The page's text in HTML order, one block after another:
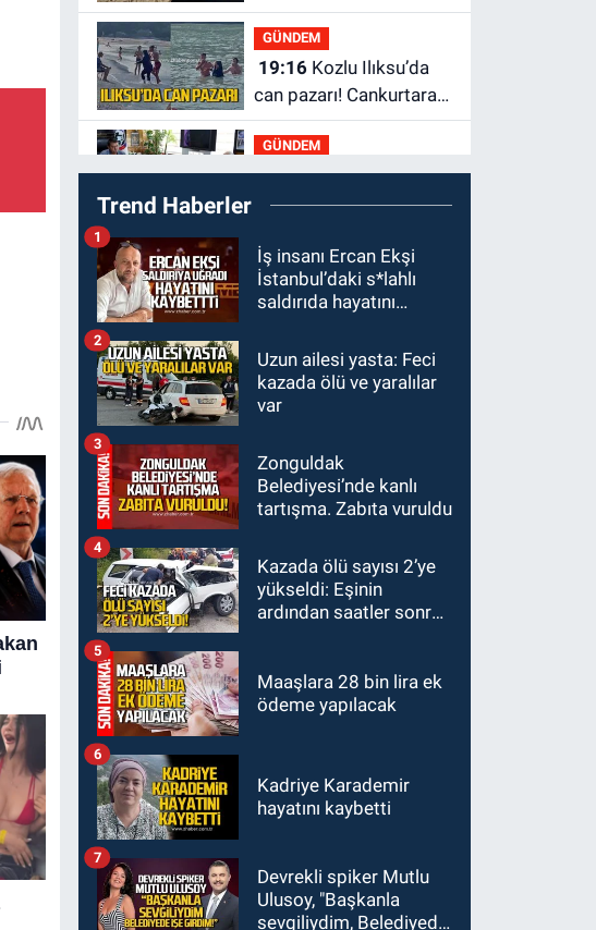
GÜNDEM
19:16Kozlu Ilıksu’da
can pazarı! Cankurtaran
saniyelerle yarıştı
GÜNDEM
19:01Çaycumalılar
Derneği Başkanı Savaş
Hakan Yeşil ile ne
görüştü?
SPOR
17:45Kozlu
Belediyespor, Tezcan
kattı
Zonguldak
17:39Şampiyondan
GMİS'e teşekkür ziyareti
Zonguldak
13:39Abdulkadir
Özdemir görevinden
Trend Haberler
İş insanı Ercan Ekşi
İstanbul’daki s*lahlı
saldırıda hayatını
1
Uzun ailesi yasta: Feci
kazada ölü ve yaralılar
var
2
Zonguldak
Belediyesi’nde kanlı
tartışma. Zabıta vuruldu
3
Kazada ölü sayısı 2’ye
yükseldi: Eşinin
ardından saatler sonra
4
Maaşlara 28 bin lira ek
ödeme yapılacak
5
Kadriye Karademir
hayatını kaybetti
6
Devrekli spiker Mutlu
Ulusoy, "Başkanla
sevgiliydim, Belediyede
7